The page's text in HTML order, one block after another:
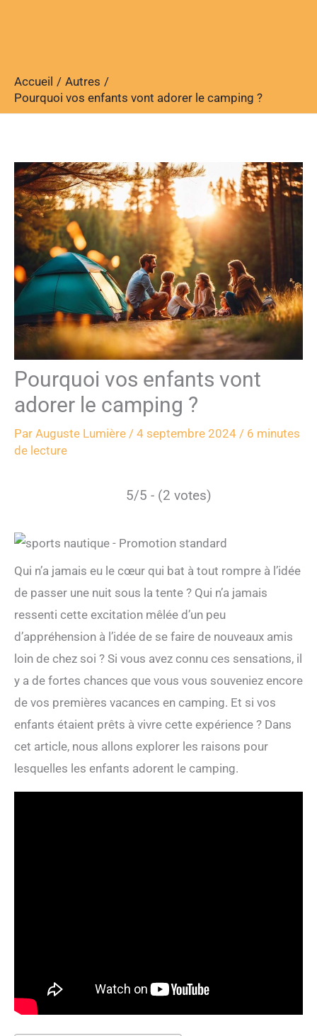
Accueil
Autres
Pourquoi vos enfants vont adorer le camping ?
Pourquoi vos enfants vont
adorer le camping ?
Par Auguste Lumière / 4 septembre 2024 / 6 minutes
de lecture
5/5 - (2 votes)
Qui n’a jamais eu le cœur qui bat à tout rompre à l’idée
de passer une nuit sous la tente ? Qui n’a jamais
ressenti cette excitation mêlée d’un peu
d’appréhension à l’idée de se faire de nouveaux amis
loin de chez soi ? Si vous avez connu ces sensations, il
y a de fortes chances que vous vous souveniez encore
de vos premières vacances en camping. Et si vos
enfants étaient prêts à vivre cette expérience ? Dans
cet article, nous allons explorer les raisons pour
lesquelles les enfants adorent le camping.